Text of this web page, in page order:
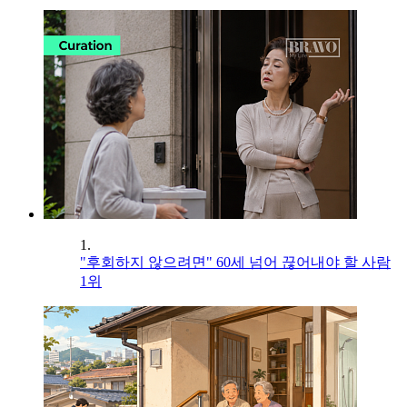
1.
"후회하지 않으려면" 60세 넘어 끊어내야 할 사람
1위